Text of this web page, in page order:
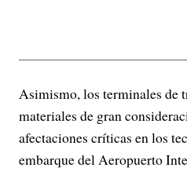
Asimismo, los terminales de
materiales de gran
afectaciones críticas en los
embarque del Aeropuerto